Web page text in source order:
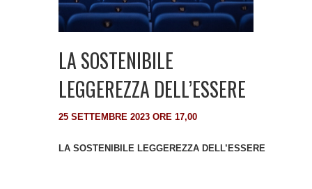
LA SOSTENIBILE
LEGGEREZZA DELL’ESSERE
25 SETTEMBRE 2023 ORE 17,00
LA SOSTENIBILE LEGGEREZZA DELL’ESSERE